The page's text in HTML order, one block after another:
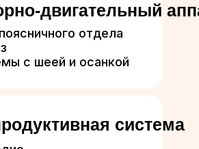
двигательный
отдела
с шеей и осанкой
система